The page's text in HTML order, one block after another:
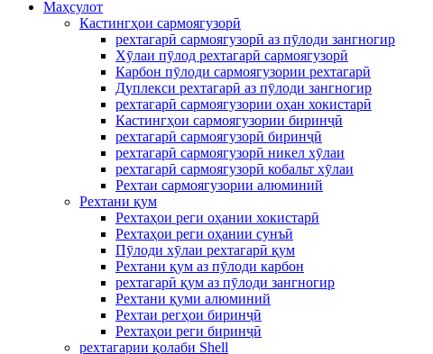
Маҳсулот
Кастингҳои сармоягузорӣ
рехтагарӣ сармоягузорӣ аз пӯлоди зангногир
Хӯлаи пӯлод рехтагарӣ сармоягузорӣ
Карбон пӯлоди сармоягузории рехтагарӣ
Дуплекси рехтагарӣ аз пӯлоди зангногир
рехтагарӣ сармоягузории оҳан хокистарӣ
Кастингҳои сармоягузории биринҷӣ
рехтагарӣ сармоягузорӣ биринҷӣ
рехтагарӣ сармоягузорӣ никел хӯлаи
рехтагарӣ сармоягузорӣ кобальт хӯлаи
Рехтаи сармоягузории алюминий
Рехтани қум
Рехтаҳои реги оҳании хокистарӣ
Рехтаҳои реги оҳании сунъӣ
Пӯлоди хӯлаи рехтагарӣ қум
Рехтани қум аз пӯлоди карбон
рехтагарӣ қум аз пӯлоди зангногир
Рехтани қуми алюминий
Рехтаи регҳои биринҷӣ
Рехтаҳои реги биринҷӣ
рехтагарии қолаби Shell